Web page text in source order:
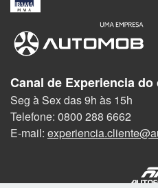
Canal de Experiencia do
Seg à Sex das 9h às 15h
Telefone: 0800 288 6662
E-mail: